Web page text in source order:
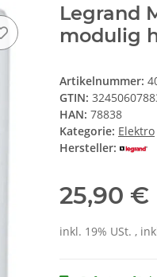
Legrand
modulig
Artikelnummer:
GTIN:
HAN: 78838
Kategorie: Elektro
Hersteller:
25,90 €
inkl. 19% USt. ,